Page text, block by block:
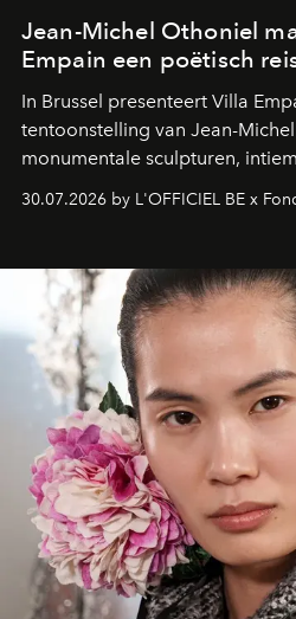
Jean-Michel Othoniel
Empain een poëtisch
In Brussel presenteert Villa
tentoonstelling van Jean-
monumentale sculpturen,
een emotionele reis waarin elk
moment van verwondering.
30.07.2026 by L'OFFICIEL BE x